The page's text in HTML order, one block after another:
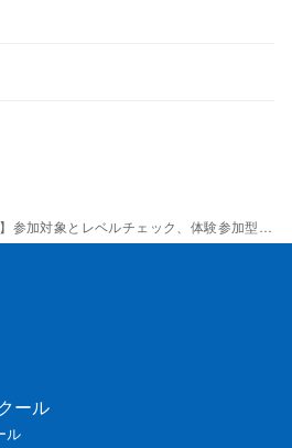
加対象とレベルチェック、体験参加型セレクションについて
ル